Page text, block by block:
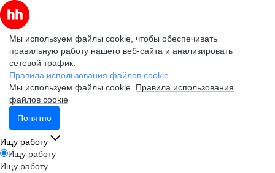
Мы используем файлы cookie, чтобы обеспечивать
правильную работу нашего веб-сайта и анализировать
сетевой трафик.
Правила использования файлов cookie
Мы используем файлы cookie. Правила использования
файлов cookie
Понятно
Ищу работу
Ищу работу
Ищу работу